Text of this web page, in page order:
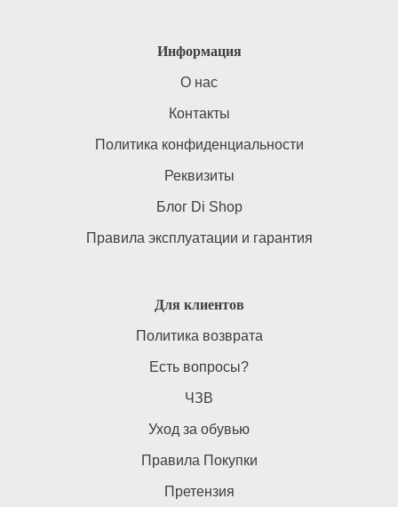
Информация
O нас
Контакты
Политика конфиденциальности
Реквизиты
Блог Di Shop
Правила эксплуатации и гарантия
Для клиентов
Политика возврата
Есть вопросы?
ЧЗВ
Уход за обувью
Правила Покупки
Претензия